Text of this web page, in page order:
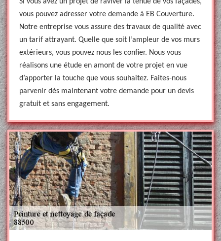
vous pouvez adresser votre demande à EB Couverture.
Notre entreprise vous assure des travaux de qualité avec
un tarif attrayant. Quelle que soit l’ampleur de vos murs
extérieurs, vous pouvez nous les confier. Nous vous
réalisons une étude en amont de votre projet en vue
d’apporter la touche que vous souhaitez. Faites-nous
parvenir dès maintenant votre demande pour un devis
gratuit et sans engagement.